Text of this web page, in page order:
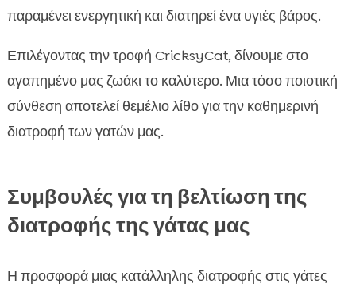
παραμένει ενεργητική και διατηρεί ένα υγιές βάρος.
Επιλέγοντας την τροφή CricksyCat, δίνουμε στο
αγαπημένο μας ζωάκι το καλύτερο. Μια τόσο ποιοτική
σύνθεση αποτελεί θεμέλιο λίθο για την καθημερινή
διατροφή των γατών μας.
Συμβουλές για τη βελτίωση της
διατροφής της γάτας μας
Η προσφορά μιας κατάλληλης διατροφής στις γάτες